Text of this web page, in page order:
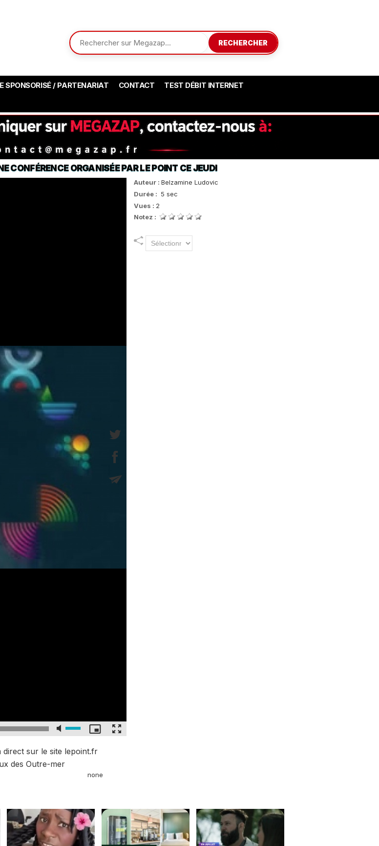
RECHERCHER
SPONSORISÉ / PARTENARIAT CONTACT TEST DÉBIT INTERNET
ORGANISÉE PAR LE POINT CE JEUDI
Auteur : Belzamine Ludovic
Durée : 5 sec
Vues : 2
Notez :
direct sur le site lepoint.fr
des Outre-mer
none